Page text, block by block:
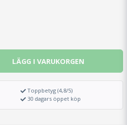
LÄGG I VARUKORGEN
Toppbetyg (4,8/5)
30 dagars öppet köp